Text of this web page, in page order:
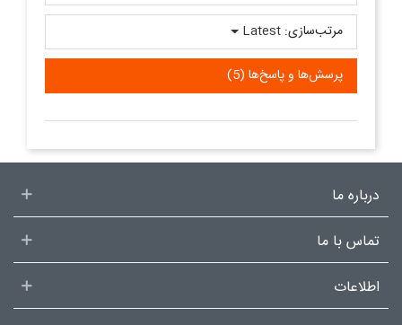
پرسش‌ها و پاسخ‌ها (5)
مرتب‌سازی: Latest
درباره ما
تماس با ما
اطلاعات